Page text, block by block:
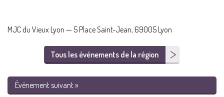
MJC du Vieux Lyon — 5 Place Saint-Jean, 69005 Lyon
Tous les événements de la région
Événement suivant »